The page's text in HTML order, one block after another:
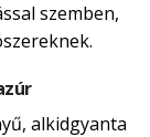
szemben,
alkidgyanta